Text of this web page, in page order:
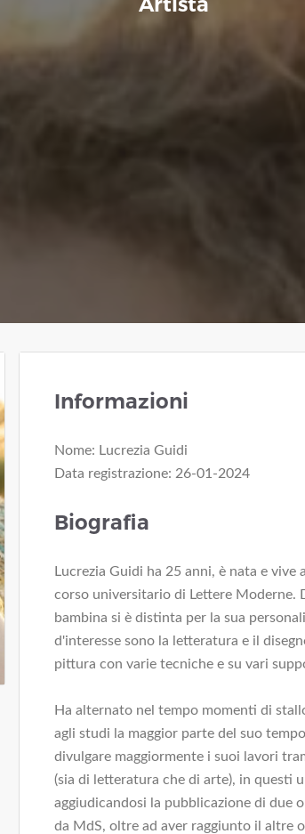
Informazioni
Nome: Lucrezia Guidi
Data registrazione: 26-01-2024
Biografia
Lucrezia Guidi ha 25 anni, è nata e vive
corso universitario di Lettere Moderne.
bambina si è distinta per la sua
d'interesse sono la letteratura e il
pittura con varie tecniche e su vari
Ha alternato nel tempo momenti di
agli studi la maggior parte del suo
divulgare maggiormente i suoi lavori
(sia di letteratura che di arte), in questi
aggiudicandosi la pubblicazione di due
da MdS, oltre ad aver raggiunto il altre